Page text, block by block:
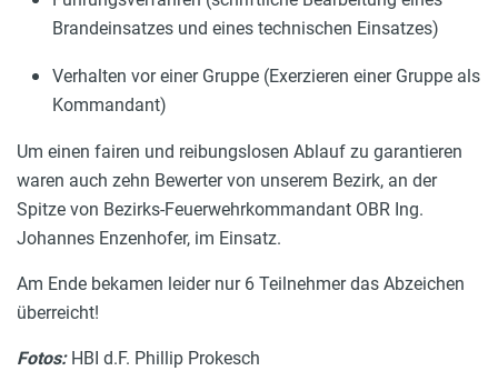
Brandeinsatzes und eines technischen Einsatzes)
Verhalten vor einer Gruppe (Exerzieren einer Gruppe als
Kommandant)
Um einen fairen und reibungslosen Ablauf zu garantieren
waren auch zehn Bewerter von unserem Bezirk, an der
Spitze von Bezirks-Feuerwehrkommandant OBR Ing.
Johannes Enzenhofer, im Einsatz.
Am Ende bekamen leider nur 6 Teilnehmer das Abzeichen
überreicht!
Fotos:HBI d.F. Phillip Prokesch